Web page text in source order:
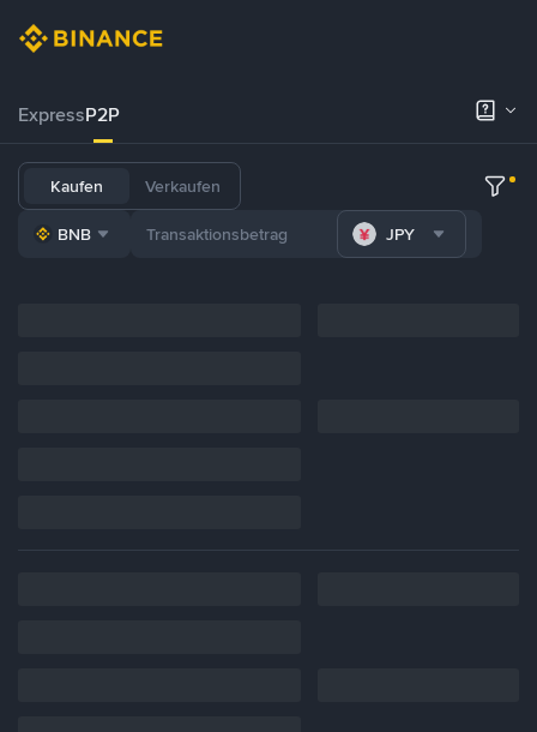
ExpressP2P
Kaufen Verkaufen
BNB JPY